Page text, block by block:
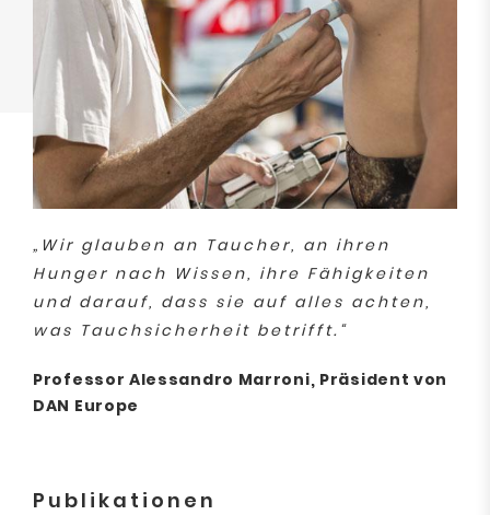
„Wir glauben an Taucher, an ihren
Hunger nach Wissen, ihre Fähigkeiten
und darauf, dass sie auf alles achten,
was Tauchsicherheit betrifft.“
Professor Alessandro Marroni, Präsident von
DAN Europe
Publikationen